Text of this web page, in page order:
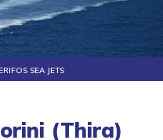
SEA JETS
(Thira)